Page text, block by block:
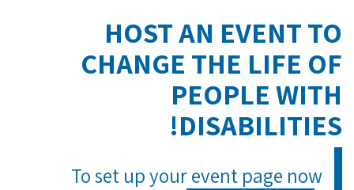
HOST AN EVENT TO
CHANGE THE LIFE OF
PEOPLE WITH
DISABILITIES!
To set up your event page now